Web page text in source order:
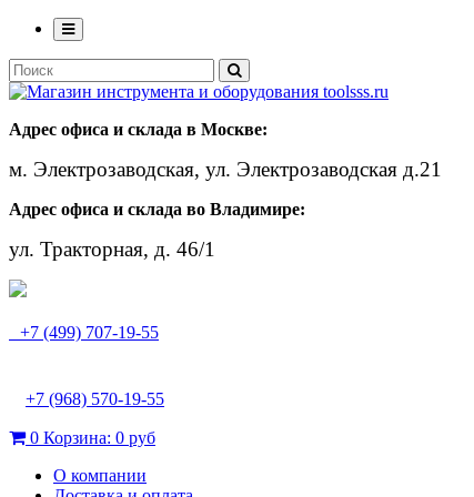
Адрес офиса и склада в Москве:
м. Электрозаводская, ул. Электрозаводская д.21
Адрес офиса и склада во Владимире:
ул. Тракторная, д. 46/1
+7 (499) 707-19-55
+7 (968) 570-19-55
0 Корзина: 0 руб
О компании